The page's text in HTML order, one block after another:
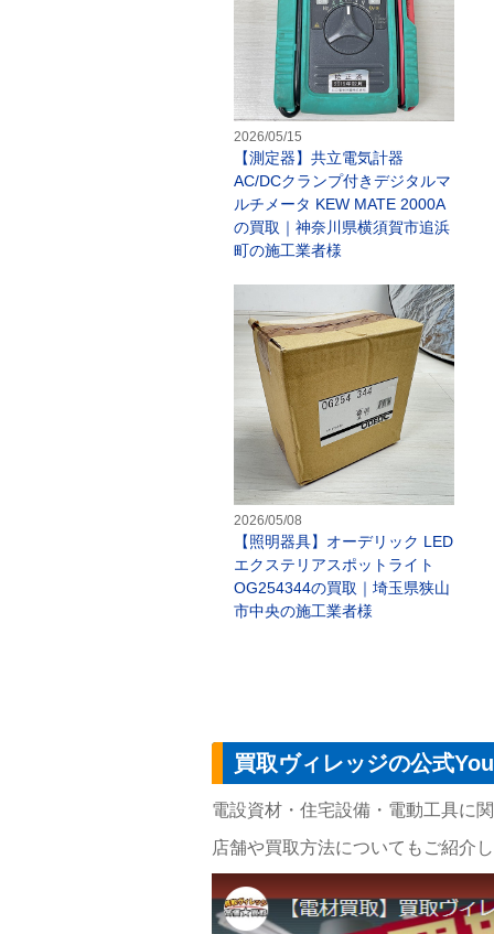
2026/05/15
【測定器】共立電気計器
AC/DCクランプ付きデジタルマ
ルチメータ KEW MATE 2000A
の買取｜神奈川県横須賀市追浜
町の施工業者様
2026/05/08
【照明器具】オーデリック LED
エクステリアスポットライト
OG254344の買取｜埼玉県狭山
市中央の施工業者様
買取ヴィレッジの公式
電設資材・住宅設備・電動工具に
店舗や買取方法についてもご紹介